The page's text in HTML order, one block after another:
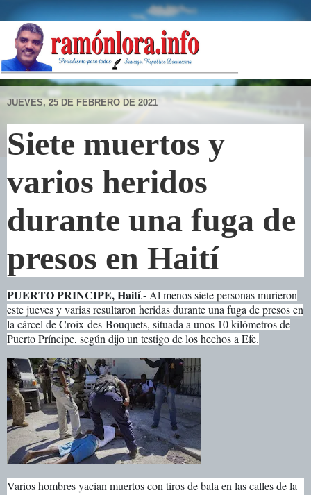
JUEVES, 25 DE FEBRERO DE 2021
Siete muertos y
varios heridos
durante una fuga de
presos en Haití
PUERTO PRINCIPE, Haití.- Al menos siete personas murieron
este jueves y varias resultaron heridas durante una fuga de presos en
la cárcel de Croix-des-Bouquets, situada a unos 10 kilómetros de
Puerto Príncipe, según dijo un testigo de los hechos a Efe.
Varios hombres yacían muertos con tiros de bala en las calles de la